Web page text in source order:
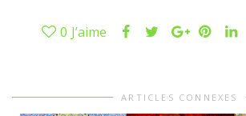
0 J’aime
ARTICLES CONNEXES